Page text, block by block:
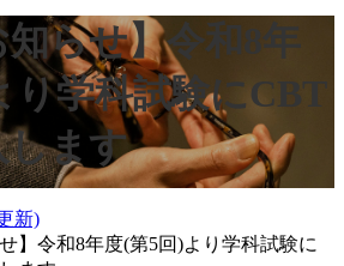
らせ】令和8年
り学科試験にCBT
します
新)
】令和8年度(第5回)より学科試験に